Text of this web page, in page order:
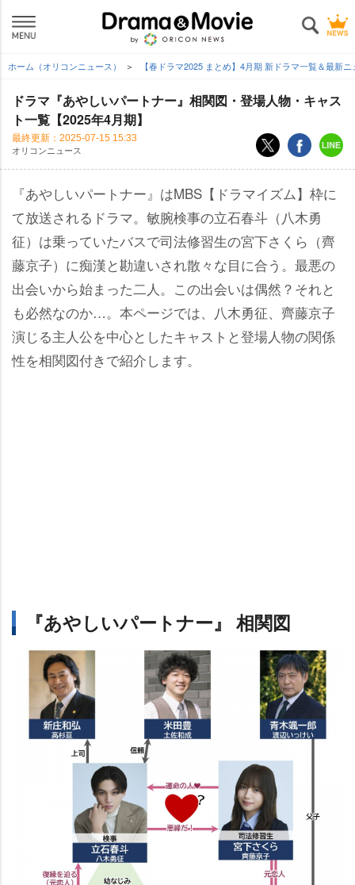
ホーム（オリコンニュース） 【春ドラマ2025 まとめ】4月期 新ドラマ一覧＆最新
ドラマ『あやしいパートナー』相関図・登場人物・キャス
ト一覧【2025年4月期】
最終更新： 2025-07-15 15:33
オリコンニュース
『あやしいパートナー』はMBS【ドラマイズム】枠に
て放送されるドラマ。敏腕検事の立石春斗（八木勇
征）は乗っていたバスで司法修習生の宮下さくら（齊
藤京子）に痴漢と勘違いされ散々な目に合う。最悪の
出会いから始まった二人。この出会いは偶然？それと
も必然なのか…。本ページでは、八木勇征、齊藤京子
演じる主人公を中心としたキャストと登場人物の関係
性を相関図付きで紹介します。
『あやしいパートナー』 相関図